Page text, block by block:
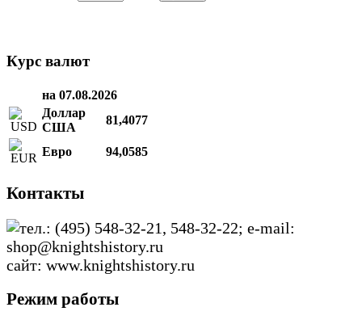
Курс валют
на 07.08.2026
Доллар
США
81,4077
Евро 94,0585
Контакты
тел.: (495) 548-32-21, 548-32-22; e-mail:
shop@knightshistory.ru
сайт: www.knightshistory.ru
Режим работы